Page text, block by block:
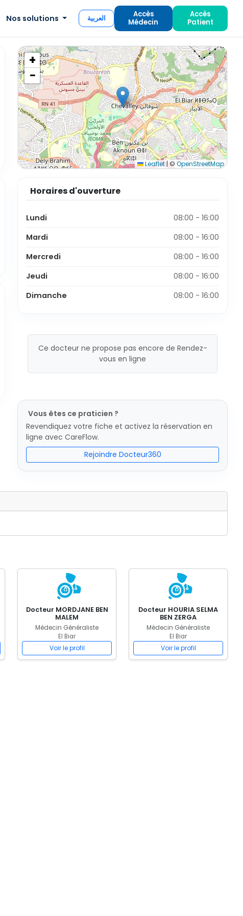
Nos solutions العربية
Accès
Médecin
Accès
Patient
+
−
Leaflet| © OpenStreetMap
Horaires d'ouverture
Lundi
08:00 - 16:00
Mardi
08:00 - 16:00
Mercredi
08:00 - 16:00
Jeudi
08:00 - 16:00
Dimanche
08:00 - 16:00
Ce docteur ne propose pas encore de Rendez-
vous en ligne
Vous êtes ce praticien ?
Revendiquez votre fiche et activez la réservation en
ligne avec CareFlow.
Rejoindre Docteur360
Docteur MORDJANE BEN
MALEM
Médecin Généraliste
El Biar
Voir le profil
Docteur HOURIA SELMA
BEN ZERGA
Médecin Généraliste
El Biar
Voir le profil